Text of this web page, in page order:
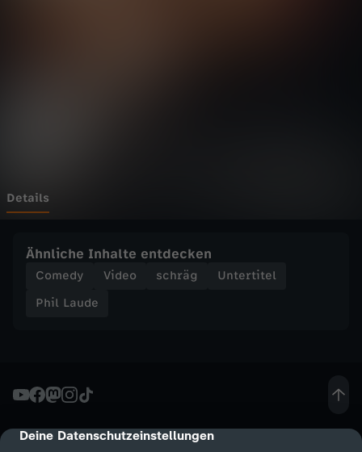
cmp-dialog-description
Deine Datenschutzeinstellungen
u
u
A
s
Details
Ähnliche Inhalte entdecken
Comedy Video schräg
Untertitel
Phil Laude